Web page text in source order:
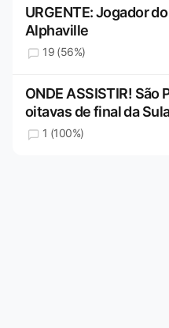
URGENTE: Jogador
Alphaville
19 (56%)
ONDE ASSISTIR!
oitavas de final da
1 (100%)